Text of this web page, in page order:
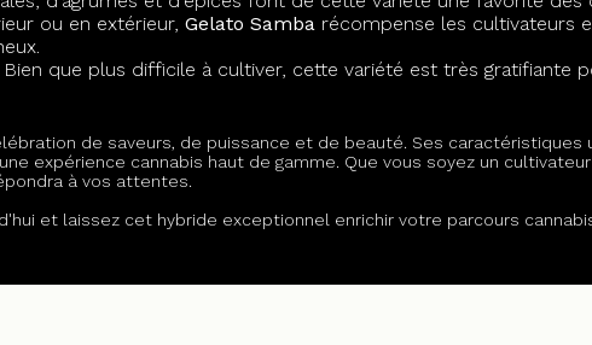
ou en extérieur, Gelato Samba récompense les cultivateurs
Bien que plus difficile à cultiver, cette variété est très gratifiante
de saveurs, de puissance et de beauté. Ses caractéristiques
expérience cannabis haut de gamme. Que vous soyez un
à vos attentes.
et laissez cet hybride exceptionnel enrichir votre parcours